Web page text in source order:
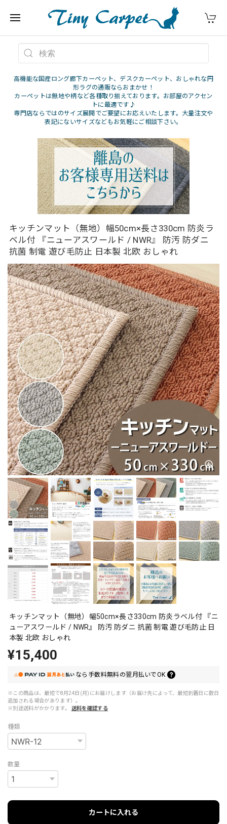
高機能な国産ロング廊下カーペット、デスクカーペット、おしゃれな円
形ラグの通販ならおまかせ！
カーペットは無地や柄など各種取り揃えております。お部屋のアクセン
トに最適です♪
専門店ならではのサイズ展開でご要望にお応えいたします。大量注文や
表記にないサイズなどもお気軽にご相談下さい。
キッチンマット（無地）幅50cm×長さ330cm 防炎ラ
ベル付 『ニューアスワールド / NWR』 防汚 防ダニ
抗菌 制電 遊び毛防止 日本製 北欧 おしゃれ
キッチンマット（無地）幅50cm×長さ330cm 防炎ラベル付 『ニ
ューアスワールド / NWR』 防汚 防ダニ 抗菌 制電 遊び毛防止 日
本製 北欧 おしゃれ
¥15,400
なら 手数料無料の翌月払いでOK
※この商品は、最短で8月24日(月)にお届けします（お届け先によって、最短到着日に数日
追加される場合があります）。
※別途送料がかかります。
送料を確認する
種類
数量
カートに入れる